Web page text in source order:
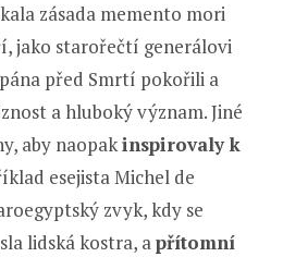
zásada memento mori
jako starořečtí generálovi
před Smrtí pokořili a
a hluboký význam. Jiné
aby naopakinspirovaly k
esejista Michel de
zvyk, kdy se
lidská kostra, apřítomní